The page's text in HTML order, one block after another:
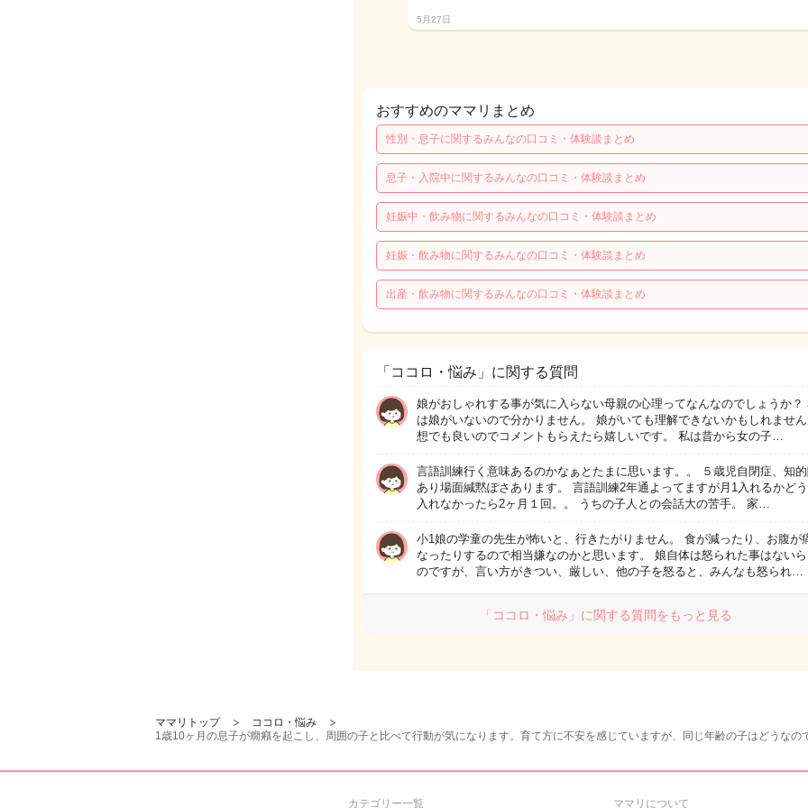
5月27日
おすすめのママリまとめ
性別・息子に関するみんなの口コミ・体験談まとめ
息子・入院中に関するみんなの口コミ・体験談まとめ
妊娠中・飲み物に関するみんなの口コミ・体験談まとめ
妊娠・飲み物に関するみんなの口コミ・体験談まとめ
出産・飲み物に関するみんなの口コミ・体験談まとめ
「ココロ・悩み」に関する質問
娘がおしゃれする事が気に入らない母親の心理ってなんなのでしょうか？
は娘がいないので分かりません。 娘がいても理解できないかもしれませ
想でも良いのでコメントもらえたら嬉しいです。 私は昔から女の子…
言語訓練行く意味あるのかなぁとたまに思います。。 ５歳児自閉症、知
あり場面緘黙ぽさあります。 言語訓練2年通よってますが月1入れるかど
入れなかったら2ヶ月１回。。 うちの子人との会話大の苦手。 家…
小1娘の学童の先生が怖いと、行きたがりません。 食が減ったり、お腹が
なったりするので相当嫌なのかと思います。 娘自体は怒られた事はない
のですが、言い方がきつい、厳しい、他の子を怒ると、みんなも怒られ…
「ココロ・悩み」に関する質問をもっと見る
ママリトップ
ココロ・悩み
1歳10ヶ月の息子が癇癪を起こし、周囲の子と比べて行動が気になります。育て方に不安を感じていますが、同じ年齢の子はどうなの
カテゴリー一覧 ママリについて